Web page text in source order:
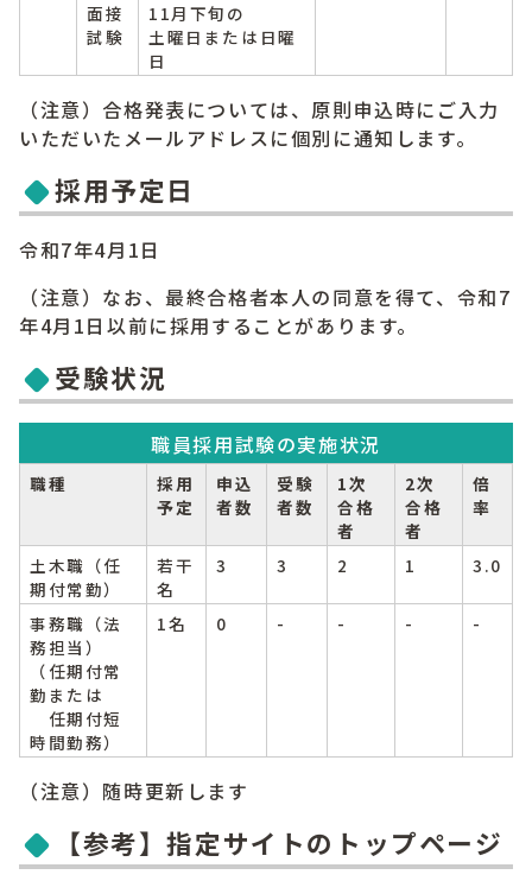
面接
試験
11月下旬の
土曜日または日曜
日
（注意）合格発表については、原則申込時にご入力
いただいたメールアドレスに個別に通知します。
採用予定日
令和7年4月1日
（注意）なお、最終合格者本人の同意を得て、令和7
年4月1日以前に採用することがあります。
受験状況
職員採用試験の実施状況
職種
採用
予定
申込
者数
受験
者数
1次
合格
者
2次
合格
者
倍
率
土木職（任
期付常勤）
若干
名
3 3 2 1 3.0
事務職（法
務担当）
（任期付常
勤または
任期付短
時間勤務）
1名 0 - - - -
（注意）随時更新します
【参考】指定サイトのトップページ